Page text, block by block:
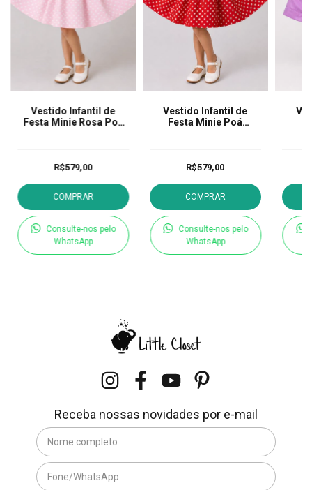
Vestido Infantil de
Festa Minie Rosa Poa
R$579,00
COMPRAR
Consulte-nos pelo
WhatsApp
Vestido Infantil de
Festa Minie Poá
R$579,00
COMPRAR
Consulte-nos pelo
WhatsApp
Receba nossas novidades por e-mail